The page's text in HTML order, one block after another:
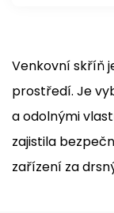
Venkovní skříň
prostředí. Je
a odolnými
zajistila
zařízení za